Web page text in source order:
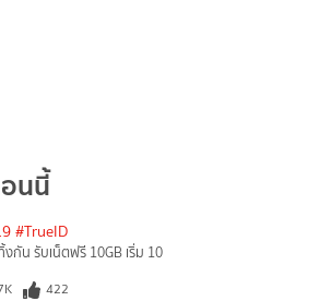
นนี้
#TrueID
งกัน รับเน็ตฟรี 10GB เริ่ม 10
422